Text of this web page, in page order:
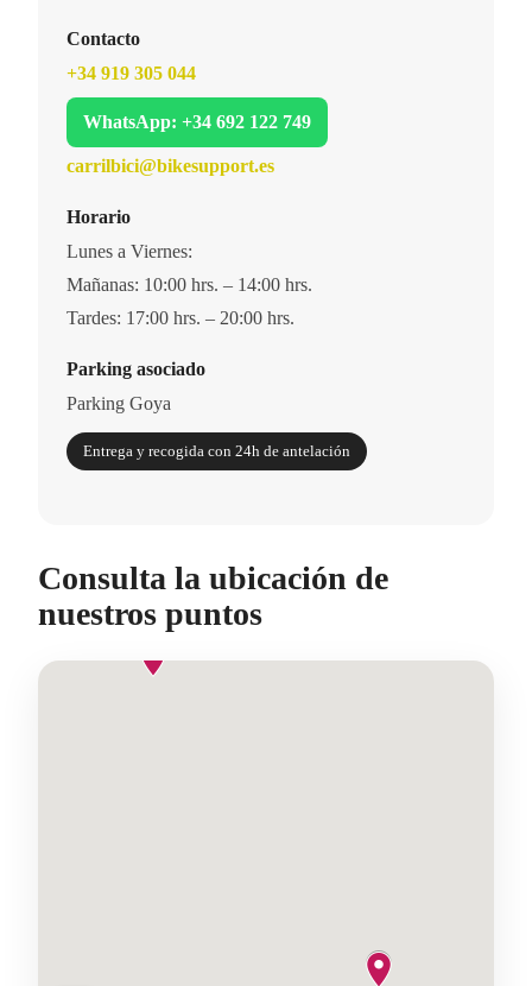
Contacto
+34 919 305 044
WhatsApp: +34 692 122 749
carrilbici@bikesupport.es
Horario
Lunes a Viernes:
Mañanas: 10:00 hrs. – 14:00 hrs.
Tardes: 17:00 hrs. – 20:00 hrs.
Parking asociado
Parking Goya
Entrega y recogida con 24h de antelación
Consulta la ubicación de
nuestros puntos